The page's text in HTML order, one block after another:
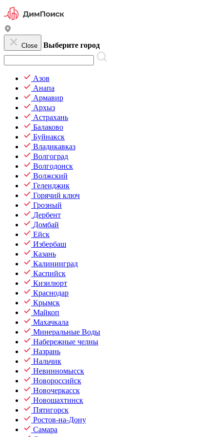
Close Выберите город
Азов
Анапа
Армавир
Архыз
Астрахань
Балаково
Буйнакск
Владикавказ
Волгоград
Волгодонск
Волжский
Геленджик
Горячий ключ
Грозный
Дербент
Домбай
Ейск
Избербаш
Казань
Калининград
Каспийск
Кизилюрт
Краснодар
Крымск
Майкоп
Махачкала
Минеральные Воды
Набережные челны
Назрань
Нальчик
Невинномысск
Новороссийск
Новочеркасск
Новошахтинск
Пятигорск
Ростов-на-Дону
Самара